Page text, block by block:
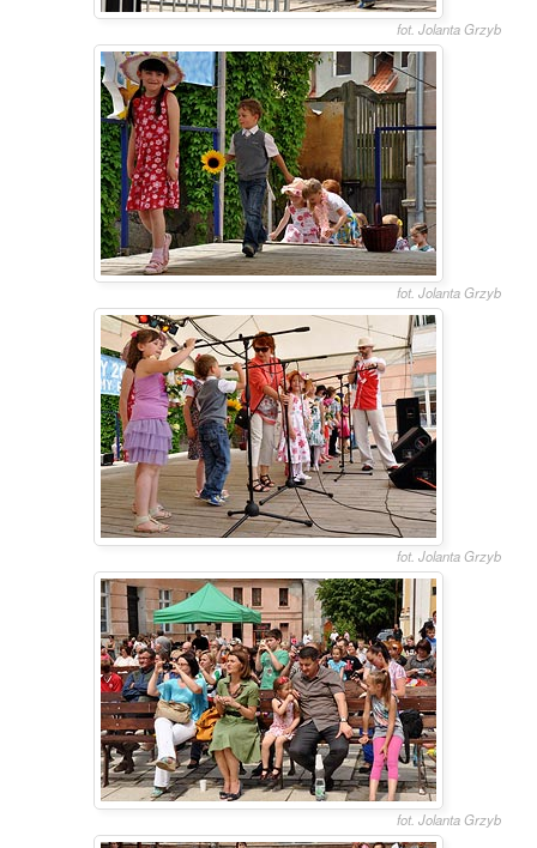
fot. Jolanta Grzyb
fot. Jolanta Grzyb
fot. Jolanta Grzyb
fot. Jolanta Grzyb